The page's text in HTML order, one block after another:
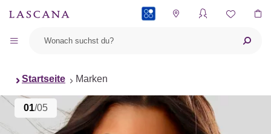
Startseite Marken
01/05